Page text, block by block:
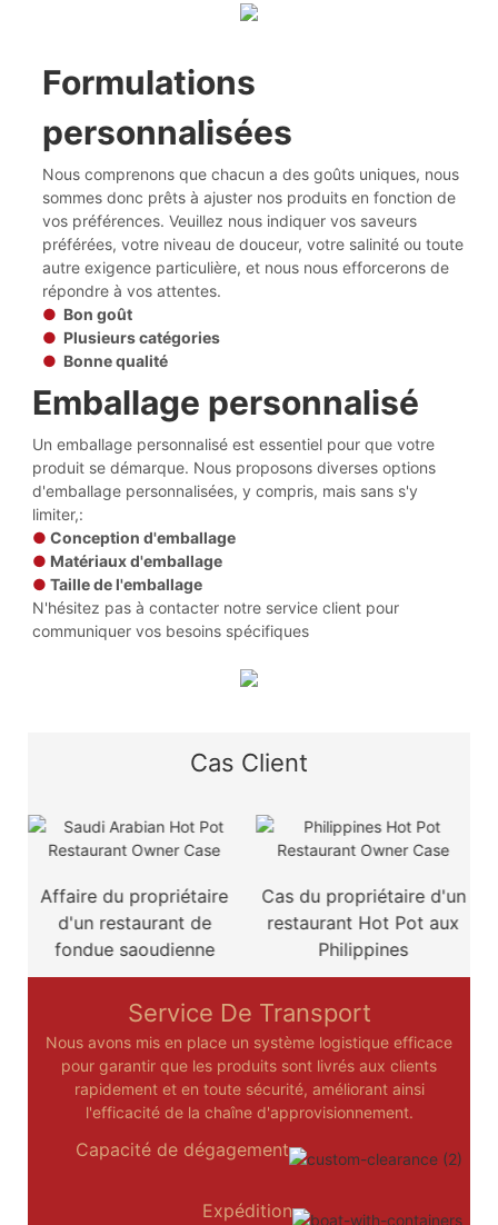
Formulations
personnalisées
Nous comprenons que chacun a des goûts uniques, nous
sommes donc prêts à ajuster nos produits en fonction de
vos préférences. Veuillez nous indiquer vos saveurs
préférées, votre niveau de douceur, votre salinité ou toute
autre exigence particulière, et nous nous efforcerons de
répondre à vos attentes.
● Bon goût
● Plusieurs catégories
● Bonne qualité
Emballage personnalisé
Un emballage personnalisé est essentiel pour que votre
produit se démarque. Nous proposons diverses options
d'emballage personnalisées, y compris, mais sans s'y
limiter,:
●Conception d'emballage
● Matériaux d'emballage
●Taille de l'emballage
N'hésitez pas à contacter notre service client pour
communiquer vos besoins spécifiques
Cas Client
Affaire du propriétaire
d'un restaurant de
fondue saoudienne
Cas du propriétaire d'un
restaurant Hot Pot aux
Philippines
Service De Transport
Nous avons mis en place un système logistique efficace
pour garantir que les produits sont livrés aux clients
rapidement et en toute sécurité, améliorant ainsi
l'efficacité de la chaîne d'approvisionnement.
Capacité de dégagement
Expédition